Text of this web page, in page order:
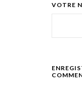
VOTRE